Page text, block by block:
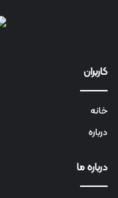
کاربران
خانه
درباره
درباره ما